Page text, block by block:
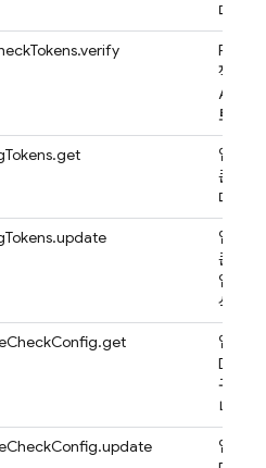
다.
젝트에
App
토큰
앱의
큰을
다.
앱의
큰을
업데이
삭제합
앱의
구성을
니다.
앱의